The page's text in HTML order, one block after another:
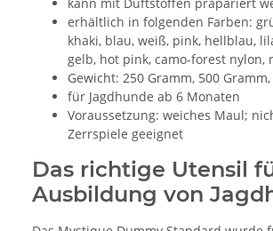
erhältlich in folgenden Farben:
khaki, blau, weiß, pink, hellblau,
gelb, hot pink, camo-forest nylon,
Gewicht: 250 Gramm, 500
für Jagdhunde ab 6 Monaten
Voraussetzung: weiches Maul;
Zerrspiele geeignet
Das richtige Utensil
Ausbildung von